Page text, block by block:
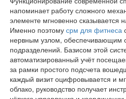
напоминает работу сложного
элементе мгновенно сказывается
Именно поэтому срм для фитнеса
нервным узлом, обеспечивающим
подразделений. Базисом этой
автоматизированный учёт
за рамки простого подсчета
каждый визит оцифровывается и
облако, руководство получает